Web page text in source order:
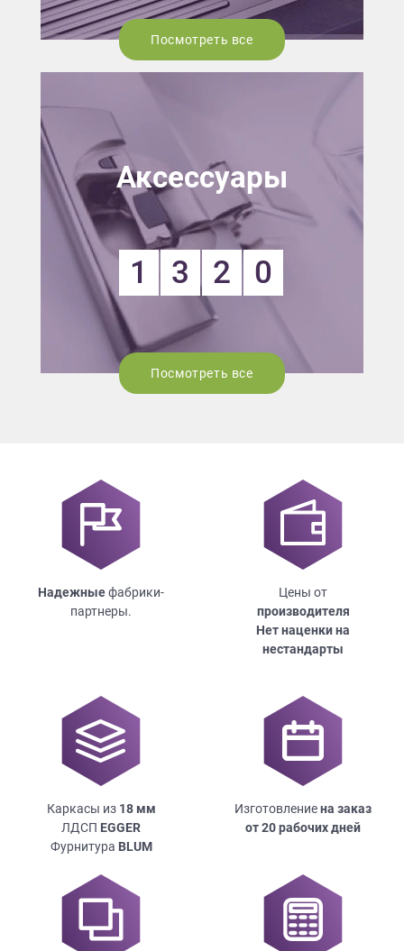
Посмотреть все
Аксессуары
1 3 2 0
Посмотреть все
Надежныефабрики-
партнеры.
Цены от
производителя
Нет наценки на
нестандарты
Каркасы из 18мм
ЛДСП EGGER
Фурнитура BLUM
Изготовлениена заказ
от 20 рабочих дней